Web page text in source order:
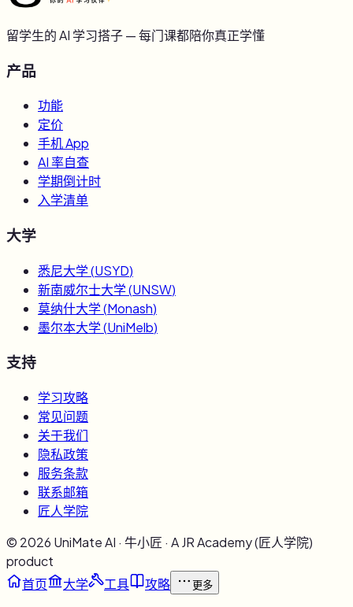
留学生的 AI 学习搭子 — 每门课都陪你真正学懂
产品
功能
定价
手机 App
AI 率自查
学期倒计时
入学清单
大学
悉尼大学(USYD)
新南威尔士大学(UNSW)
莫纳什大学(Monash)
墨尔本大学(UniMelb)
支持
学习攻略
常见问题
关于我们
隐私政策
服务条款
联系邮箱
匠人学院
© 2026 UniMate AI · 牛小匠 · A JR Academy (匠人学院)
product
首页
大学 工具 攻略 更多